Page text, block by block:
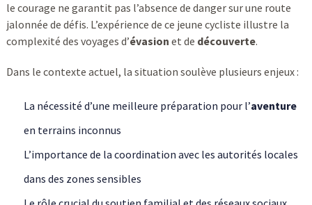
le courage ne garantit pas l’absence de danger sur une route
jalonnée de défis. L’expérience de ce jeune cycliste illustre la
complexité des voyages d’évasion et de découverte.
Dans le contexte actuel, la situation soulève plusieurs enjeux :
La nécessité d’une meilleure préparation pour l’aventure
en terrains inconnus
L’importance de la coordination avec les autorités locales
dans des zones sensibles